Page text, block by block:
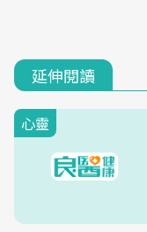
延伸閱讀
心靈